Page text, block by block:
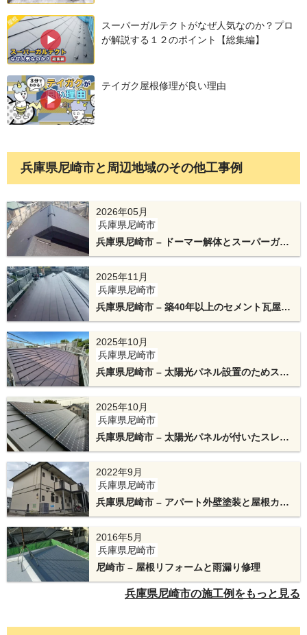
地です。
3mと長尺で、細かな止水・排水設計も施された雨
漏りしにくい金属屋根材です。
棟（屋根面同士の接合部）で屋根材を立ち上げ、
テイガク独自のアルミ製下地「エスヌキ」を取り
付けて、止水性を高めます。
スーパーガルテクトがなぜ人気なのか？プロ
が解説する１２のポイント【総集編】
テイガク屋根修理が良い理由
兵庫県尼崎市と周辺地域のその他工事例
2026年05月
兵庫県尼崎市
兵庫県尼崎市 – ドーマー解体とスーパーガル
テクトのカバー工法で雨水に強い屋根へリフ
ォーム
2025年11月
兵庫県尼崎市
兵庫県尼崎市 – 築40年以上のセメント瓦屋根
を横暖ルーフαプレミアムSに葺き替えリフォ
ーム
2025年10月
兵庫県尼崎市
兵庫県尼崎市 – 太陽光パネル設置のためスレ
ート屋根を金属屋根葺き替え工事
2025年10月
兵庫県尼崎市
兵庫県尼崎市 – 太陽光パネルが付いたスレー
ト屋根を金属屋根にリフォーム
2022年9月
兵庫県尼崎市
兵庫県尼崎市 – アパート外壁塗装と屋根カバ
ー工法
2016年5月
兵庫県尼崎市
尼崎市 – 屋根リフォームと雨漏り修理
兵庫県尼崎市の施工例をもっと見る